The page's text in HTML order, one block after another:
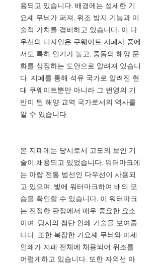
용되고 있습니다. 배경에는 섬세한 기
요셰 무늬가 퍼져, 위조 방지 기능과 미
술적 가치를 겸비하고 있습니다. 이 다
우선의 디자인은 쿠웨이트 지폐사 중에
서도 특히 인기가 높고, 중동의 해양 문
화를 상징하는 도안으로 알려져 있습니
다. 지폐를 통해 석유 국가로 알려진 현
대 쿠웨이트뿐만 아니라 그 번영의 기
반이 된 해양 교역 국가로서의 역사를
알 수 있습니다.
본 지폐에는 당시로서 고도의 보안 기
술이 채용되고 있었습니다. 워터마크에
는 아랍 전통 범선인 다우선이 사용되
고 있으며, 빛에 워터마크하여 배의 모
습을 확인할 수 있습니다. 이 워터마크
는 진정한 판정에서 매우 중요한 요소
이며, 당시의 첨단 인쇄 기술을 보여줍
니다. 또한 복잡한 기요셰 무늬와 미세
인쇄가 지폐 전체에 채용되어 위조를
어렵게하고 있습니다. 또한 자외선 아